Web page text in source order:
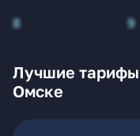
8
9
Лучшие тарифы
Омске